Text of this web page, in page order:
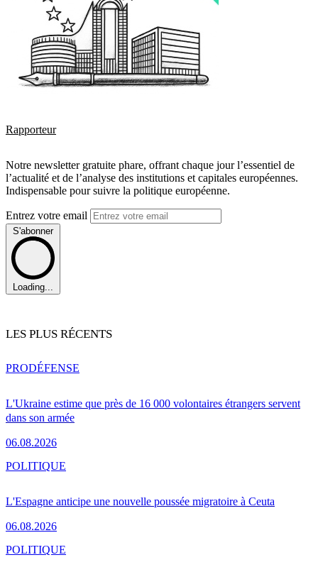
Rapporteur
Notre newsletter gratuite phare, offrant chaque jour l’essentiel de
l’actualité et de l’analyse des institutions et capitales européennes.
Indispensable pour suivre la politique européenne.
Entrez votre email
S'abonner
Loading...
LES PLUS RÉCENTS
L'Ukraine estime que près de 16 000 volontaires étrangers servent
dans son armée
06.08.2026
PRODÉFENSE
L'Espagne anticipe une nouvelle poussée migratoire à Ceuta
06.08.2026
POLITIQUE
POLITIQUE